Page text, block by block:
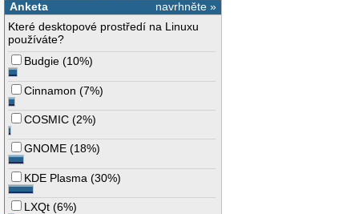
navrhněte »
Anketa
Které desktopové prostředí na Linuxu
používáte?
Budgie (10%)
Cinnamon (7%)
COSMIC (2%)
GNOME (18%)
KDE Plasma (30%)
LXQt (6%)